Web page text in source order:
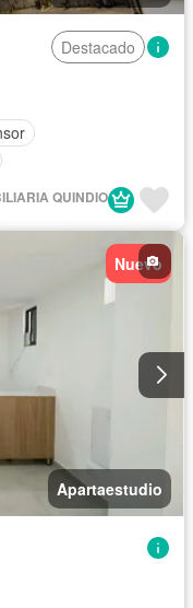
Destacado
QUINDIO
Nuevo
Apartaestudio